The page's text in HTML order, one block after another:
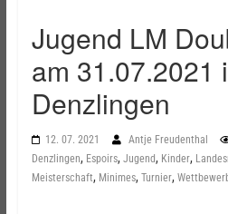
Jugend LM
am 31.07.2021
Denzlingen
12. 07. 2021 Antje Freudenthal
Denzlingen, Espoirs, Jugend, Kinder,
Meisterschaft, Minimes, Turnier,